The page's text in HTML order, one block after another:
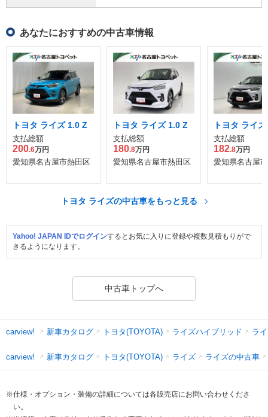
あなたにおすすめの中古車情報
トヨタ ライズ 1.0 Z
支払総額
200.6万円
愛知県名古屋市熱田区
トヨタ ライズ 1.0 Z
支払総額
180.8万円
愛知県名古屋市熱田区
トヨタ ライ
支払総額
182.8万円
愛知県名古屋
トヨタ ライズの中古車をもっと見る
Yahoo! JAPAN IDでログインするとお気に入りに登録や複数見積もりがで
きるようになります。
中古車トップへ
carview! 新車カタログ トヨタ(TOYOTA) ライズハイブリッド ラ
carview! 新車カタログ トヨタ(TOYOTA) ライズ ライズの中古車
※仕様・オプション・装備の詳細については各販売店にお問い合わせくださ
い。